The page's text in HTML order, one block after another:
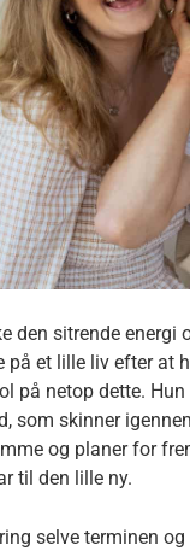
sitrende energi
på et lille liv efter at
på netop dette.
som skinner
og planer for
til den lille ny.
selve terminen